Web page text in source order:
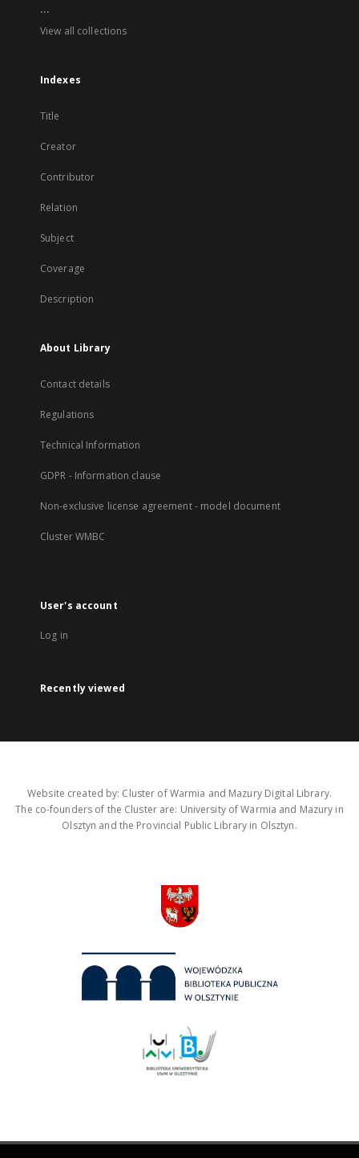
...
View all collections
Indexes
Title
Creator
Contributor
Relation
Subject
Coverage
Description
About Library
Contact details
Regulations
Technical Information
GDPR - Information clause
Non-exclusive license agreement - model document
Cluster WMBC
User's account
Log in
Recently viewed
Website created by: Cluster of Warmia and Mazury Digital Library.
The co-founders of the Cluster are: University of Warmia and Mazury in
Olsztyn and the Provincial Public Library in Olsztyn.